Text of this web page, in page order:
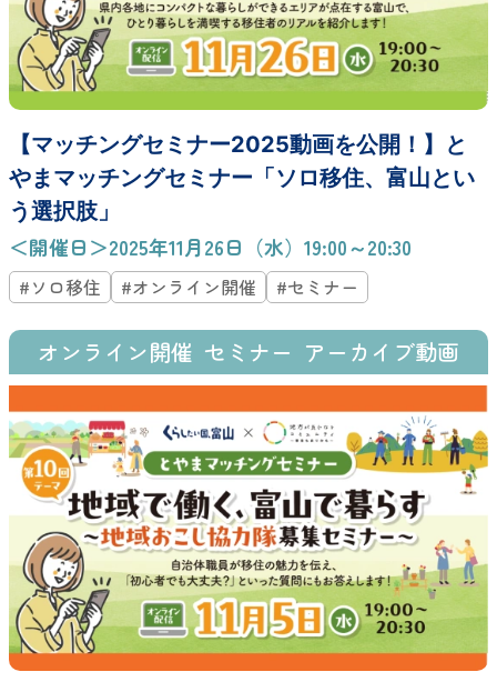
【マッチングセミナー2025動画を公開！】と
やまマッチングセミナー「ソロ移住、富山とい
う選択肢」
＜開催日＞2025年11月26日（水）19:00～20:30
#ソロ移住 #オンライン開催 #セミナー
オンライン開催 セミナー アーカイブ動画